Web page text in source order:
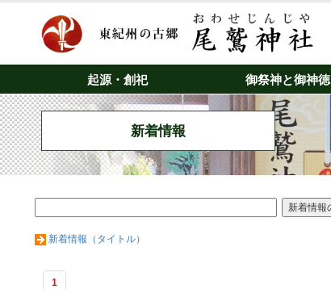
起源・創祀 御祭神と御神徳
新着情報
新着情報（タイトル）
1